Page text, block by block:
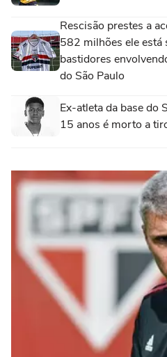
Rescisão prestes a
582 milhões ele
bastidores
do São Paulo
Ex-atleta da base do
15 anos é morto a